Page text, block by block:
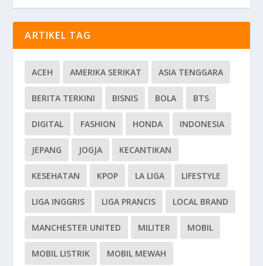
ARTIKEL TAG
ACEH AMERIKA SERIKAT ASIA TENGGARA
BERITA TERKINI BISNIS BOLA BTS
DIGITAL FASHION HONDA INDONESIA
JEPANG JOGJA KECANTIKAN
KESEHATAN KPOP LA LIGA LIFESTYLE
LIGA INGGRIS LIGA PRANCIS LOCAL BRAND
MANCHESTER UNITED MILITER MOBIL
MOBIL LISTRIK MOBIL MEWAH